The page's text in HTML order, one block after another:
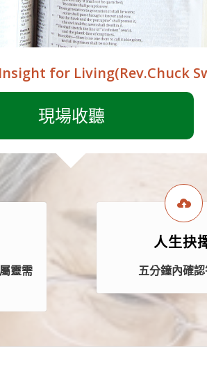
for Living(Rev.Chuck
現場收聽
靈需
人生抉
五分鐘內確